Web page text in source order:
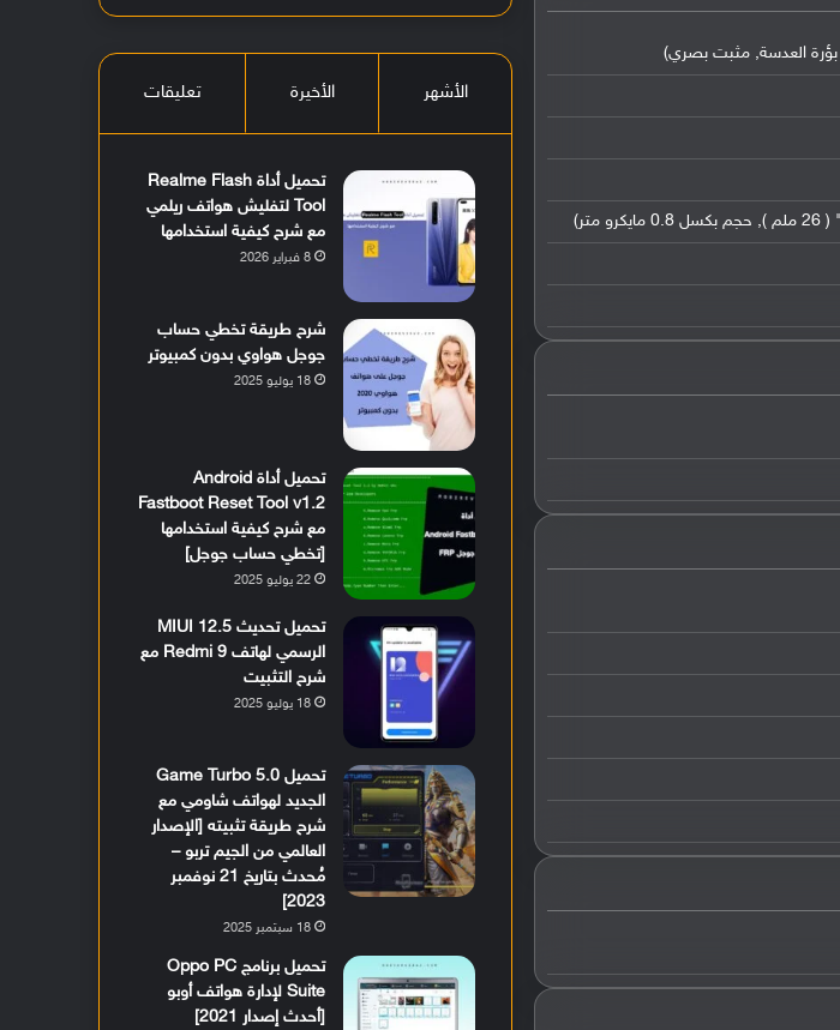
الأشهر الأخيرة تعليقات
تحميل أداة Realme Flash
Tool لتفليش هواتف ريلمي
مع شرح كيفية استخدامها
8 فبراير 2026
شرح طريقة تخطي حساب
جوجل هواوي بدون كمبيوتر
18 يوليو 2025
تحميل أداة Android
Fastboot Reset Tool v1.2
مع شرح كيفية استخدامها
[تخطي حساب جوجل]
22 يوليو 2025
تحميل تحديث MIUI 12.5
الرسمي لهاتف Redmi 9 مع
شرح التثبيت
18 يوليو 2025
تحميل Game Turbo 5.0
الجديد لهواتف شاومي مع
شرح طريقة تثبيته [الإصدار
العالمي من الجيم تربو –
مُحدث بتاريخ 21 نوفمبر
2023]
18 سبتمبر 2025
تحميل برنامج Oppo PC
Suite لإدارة هواتف أوبو
[أحدث إصدار 2021]